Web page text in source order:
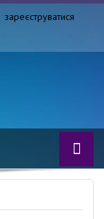
зареєструватися